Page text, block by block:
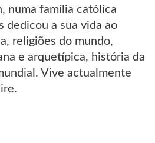
numa família católica
dedicou a sua vida ao
religiões do mundo,
e arquetípica, história da
Vive actualmente